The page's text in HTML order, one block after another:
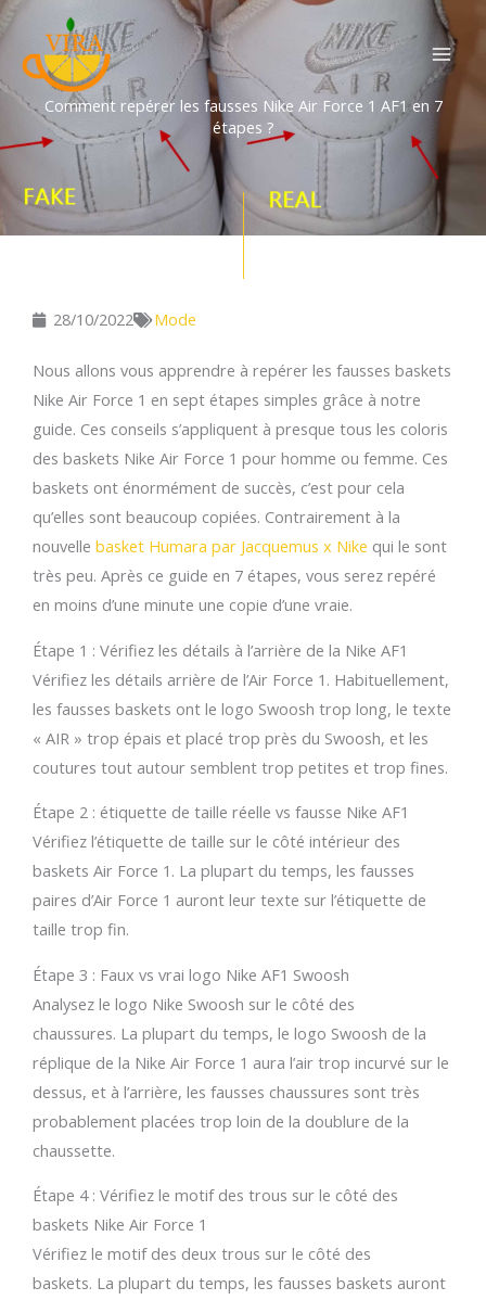
Aller
contenu
Comment repérer les fausses Nike Air Force 1 AF1 en 7
étapes ?
28/10/2022 Mode
Nous allons vous apprendre à repérer les fausses baskets
Nike Air Force 1 en sept étapes simples grâce à notre
guide. Ces conseils s’appliquent à presque tous les coloris
des baskets Nike Air Force 1 pour homme ou femme. Ces
baskets ont énormément de succès, c’est pour cela
qu’elles sont beaucoup copiées. Contrairement à la
nouvelle basket Humara par Jacquemus x Nike qui le sont
très peu. Après ce guide en 7 étapes, vous serez repéré
en moins d’une minute une copie d’une vraie.
Étape 1 : Vérifiez les détails à l’arrière de la Nike AF1
Vérifiez les détails arrière de l’Air Force 1. Habituellement,
les fausses baskets ont le logo Swoosh trop long, le texte
« AIR » trop épais et placé trop près du Swoosh, et les
coutures tout autour semblent trop petites et trop fines.
Étape 2 : étiquette de taille réelle vs fausse Nike AF1
Vérifiez l’étiquette de taille sur le côté intérieur des
baskets Air Force 1. La plupart du temps, les fausses
paires d’Air Force 1 auront leur texte sur l’étiquette de
taille trop fin.
Étape 3 : Faux vs vrai logo Nike AF1 Swoosh
Analysez le logo Nike Swoosh sur le côté des
chaussures. La plupart du temps, le logo Swoosh de la
réplique de la Nike Air Force 1 aura l’air trop incurvé sur le
dessus, et à l’arrière, les fausses chaussures sont très
probablement placées trop loin de la doublure de la
chaussette.
Étape 4 : Vérifiez le motif des trous sur le côté des
baskets Nike Air Force 1
Vérifiez le motif des deux trous sur le côté des
baskets. La plupart du temps, les fausses baskets auront